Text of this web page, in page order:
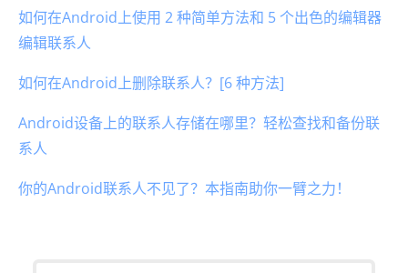
如何在Android上使用 2 种简单方法和 5 个出色的编辑器
编辑联系人
如何在Android上删除联系人？[6 种方法]
Android设备上的联系人存储在哪里？轻松查找和备份联
系人
你的Android联系人不见了？本指南助你一臂之力！